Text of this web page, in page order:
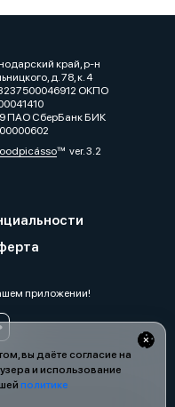
вы даёте согласие на
и использование
политике
край, р-н
д. 78, к. 4
ОКПО
ПАО СберБанк БИК
ver. 3.2
приложении!